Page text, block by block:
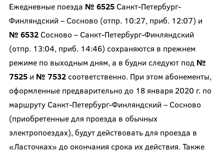
Ежедневные поезда № 6525Санкт-Петербург-
Финляндский – Сосново (отпр. 10:27, приб. 12:07) и
№ 6532Сосново – Санкт-Петербург-Финляндский
(отпр. 13:04, приб. 14:46) сохраняются в прежнем
режиме по выходным дням, а в будни следуют под №
7525и № 7532соответственно. При этом абонементы,
оформленные предварительно до 18 января 2020 г. по
маршруту Санкт-Петербург-Финляндский – Сосново
(приобретенные для проезда в обычных
электропоездах), будут действовать для проезда в
«Ласточках» до окончания срока их действия. Также